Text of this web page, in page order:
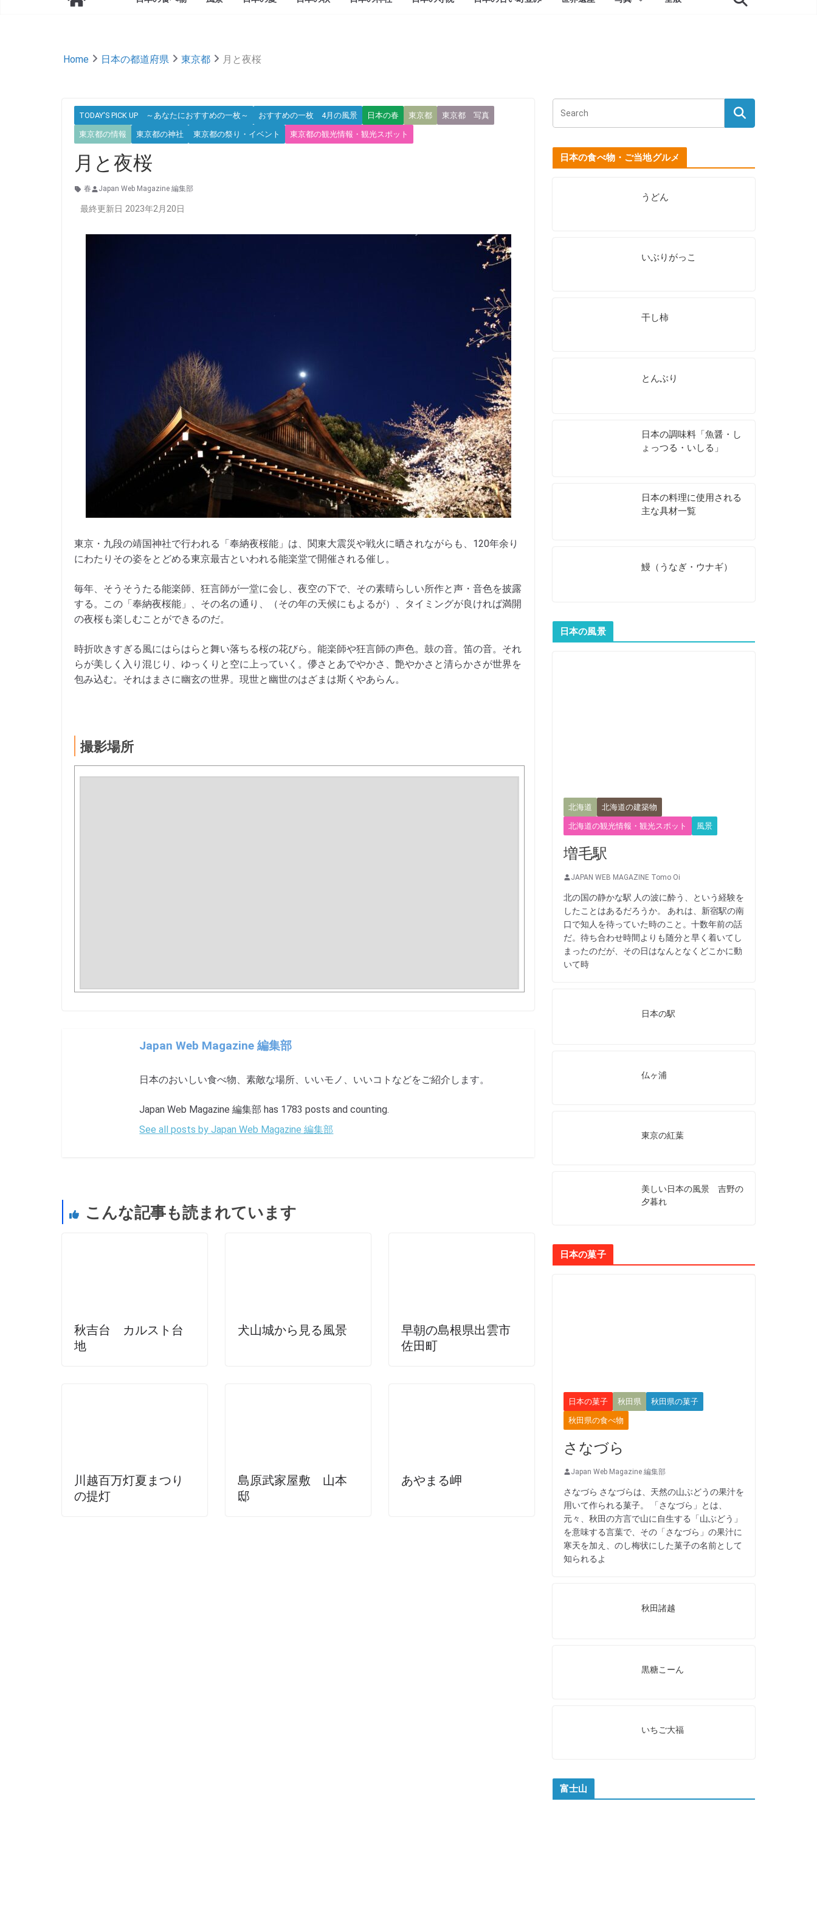
Home 日本の都道府県 東京都 月と夜桜
TODAY'S PICK UP ～あなたにおすすめの一枚～ おすすめの一枚 4月の風景 日本の春 東京都 東京都 写真
東京都の情報 東京都の神社 東京都の祭り・イベント 東京都の観光情報・観光スポット
月と夜桜
春 Japan Web Magazine 編集部
最終更新日 2023年2月20日
東京・九段の靖国神社で行われる「奉納夜桜能」は、関東大震災や戦火に晒されながらも、120年余り
にわたりその姿をとどめる東京最古といわれる能楽堂で開催される催し。
毎年、そうそうたる能楽師、狂言師が一堂に会し、夜空の下で、その素晴らしい所作と声・音色を披露
する。この「奉納夜桜能」、その名の通り、（その年の天候にもよるが）、タイミングが良ければ満開
の夜桜も楽しむことができるのだ。
時折吹きすぎる風にはらはらと舞い落ちる桜の花びら。能楽師や狂言師の声色。鼓の音。笛の音。それ
らが美しく入り混じり、ゆっくりと空に上っていく。儚さとあでやかさ、艶やかさと清らかさが世界を
包み込む。それはまさに幽玄の世界。現世と幽世のはざまは斯くやあらん。
撮影場所
Japan Web Magazine 編集部
日本のおいしい食べ物、素敵な場所、いいモノ、いいコトなどをご紹介します。
Japan Web Magazine 編集部 has 1783 posts and counting.
See all posts by Japan Web Magazine 編集部
こんな記事も読まれています
秋吉台 カルスト台
地
犬山城から見る風景
早朝の島根県出雲市
佐田町
川越百万灯夏まつり
の提灯
島原武家屋敷 山本
邸
あやまる岬
日本の食べ物・ご当地グルメ
うどん
いぶりがっこ
干し柿
とんぶり
日本の調味料「魚醤・し
ょっつる・いしる」
日本の料理に使用される
主な具材一覧
鰻（うなぎ・ウナギ）
日本の風景
北海道 北海道の建築物
北海道の観光情報・観光スポット 風景
増毛駅
JAPAN WEB MAGAZINE Tomo Oi
北の国の静かな駅 人の波に酔う、という経験を
したことはあるだろうか。 あれは、新宿駅の南
口で知人を待っていた時のこと。十数年前の話
だ。待ち合わせ時間よりも随分と早く着いてし
まったのだが、その日はなんとなくどこかに動
いて時
日本の駅
仏ヶ浦
東京の紅葉
美しい日本の風景 吉野の
夕暮れ
日本の菓子
日本の菓子 秋田県 秋田県の菓子
秋田県の食べ物
さなづら
Japan Web Magazine 編集部
さなづら さなづらは、天然の山ぶどうの果汁を
用いて作られる菓子。 「さなづら」とは、
元々、秋田の方言で山に自生する「山ぶどう」
を意味する言葉で、その「さなづら」の果汁に
寒天を加え、のし梅状にした菓子の名前として
知られるよ
秋田諸越
黒糖こーん
いちご大福
富士山